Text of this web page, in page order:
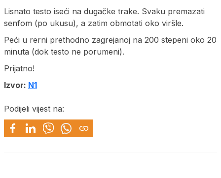
Lisnato testo iseći na dugačke trake. Svaku premazati
senfom (po ukusu), a zatim obmotati oko viršle.
Peći u rerni prethodno zagrejanoj na 200 stepeni oko 20
minuta (dok testo ne porumeni).
Prijatno!
Izvor: N1
Podijeli vijest na: